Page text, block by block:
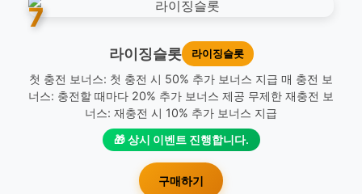
7
라이징슬롯 라이징슬롯
첫 충전 보너스: 첫 충전 시 50% 추가 보너스 지급 매 충전 보
너스: 충전할 때마다 20% 추가 보너스 제공 무제한 재충전 보
너스: 재충전 시 10% 추가 보너스 지급
🎁 상시 이벤트 진행합니다.
구매하기